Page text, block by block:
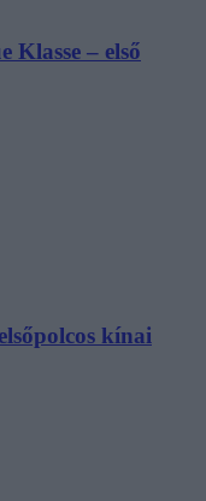
Klasse – első
kínai